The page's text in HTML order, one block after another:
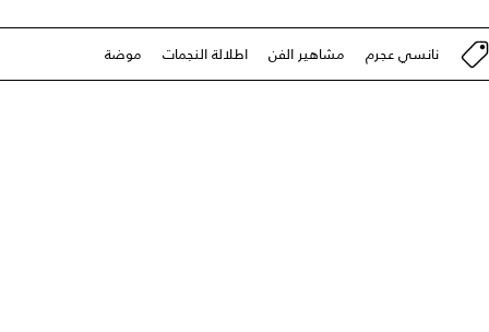
نانسي عجرم مشاهير الفن اطلالة النجمات موضة